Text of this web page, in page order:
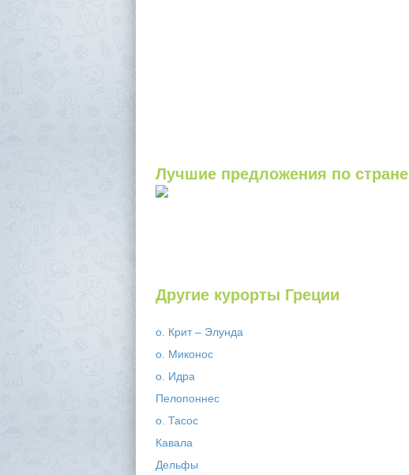
Лучшие предложения по стране
Другие курорты Греции
о. Крит – Элунда
о. Миконос
о. Идра
Пелопоннес
о. Тасос
Кавала
Дельфы